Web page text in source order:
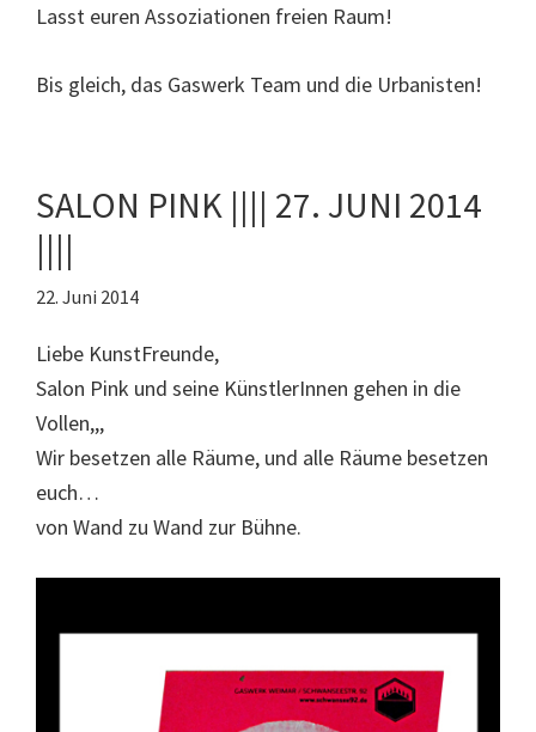
Lasst euren Assoziationen freien Raum!
Bis gleich, das Gaswerk Team und die Urbanisten!
SALON PINK |||| 27. JUNI 2014
||||
22. Juni 2014
Liebe KunstFreunde,
Salon Pink und seine KünstlerInnen gehen in die
Vollen,,,
Wir besetzen alle Räume, und alle Räume besetzen
euch…
von Wand zu Wand zur Bühne.